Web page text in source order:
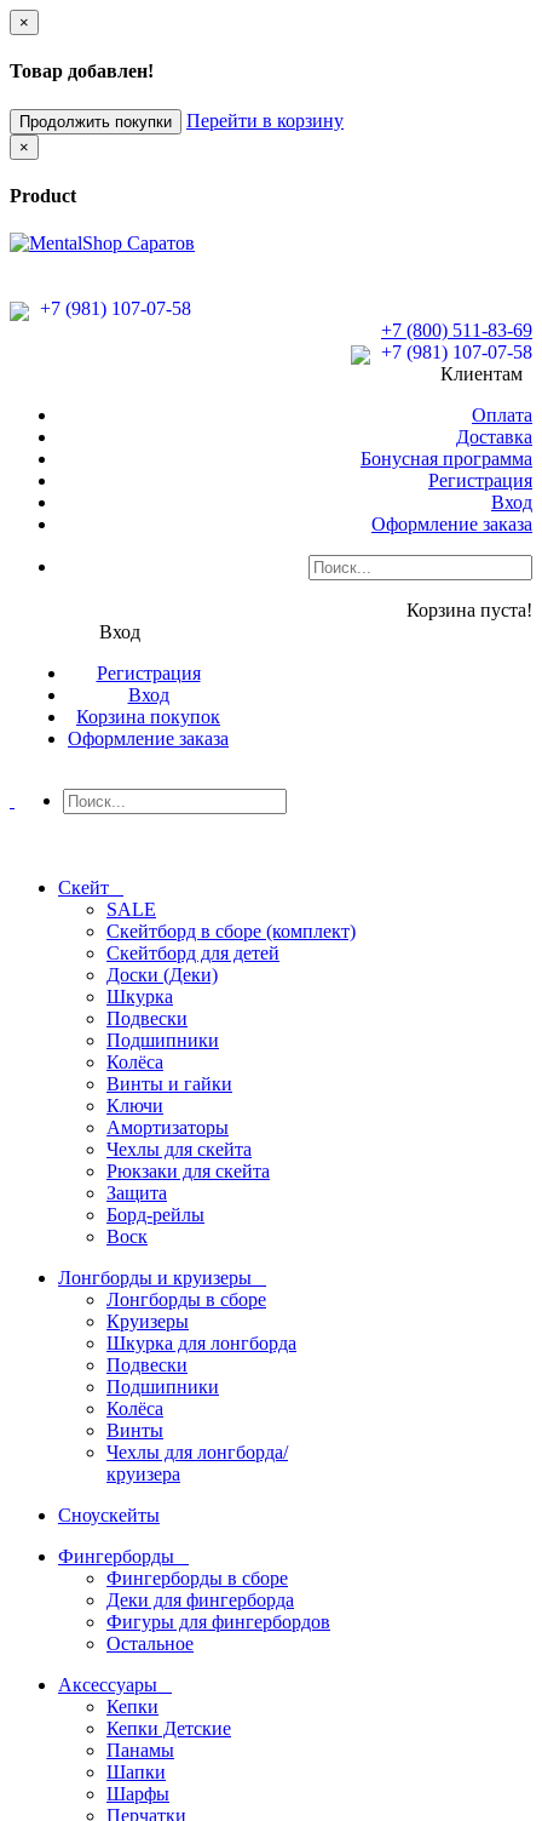
×
Товар добавлен!
Продолжить покупки Перейти в корзину
×
Product
+7 (981) 107-07-58
+7 (800) 511-83-69
+7 (981) 107-07-58
Клиентам
Оплата
Доставка
Бонусная программа
Регистрация
Вход
Оформление заказа
Корзина пуста!
Вход
Регистрация
Вход
Корзина покупок
Оформление заказа
Скейт
SALE
Скейтборд в сборе (комплект)
Скейтборд для детей
Доски (Деки)
Шкурка
Подвески
Подшипники
Колёса
Винты и гайки
Ключи
Амортизаторы
Чехлы для скейта
Рюкзаки для скейта
Защита
Борд-рейлы
Воск
Лонгборды и круизеры
Лонгборды в сборе
Круизеры
Шкурка для лонгборда
Подвески
Подшипники
Колёса
Винты
Чехлы для лонгборда/
круизера
Сноускейты
Фингерборды
Фингерборды в сборе
Деки для фингерборда
Фигуры для фингербордов
Остальное
Аксессуары
Кепки
Кепки Детские
Панамы
Шапки
Шарфы
Перчатки